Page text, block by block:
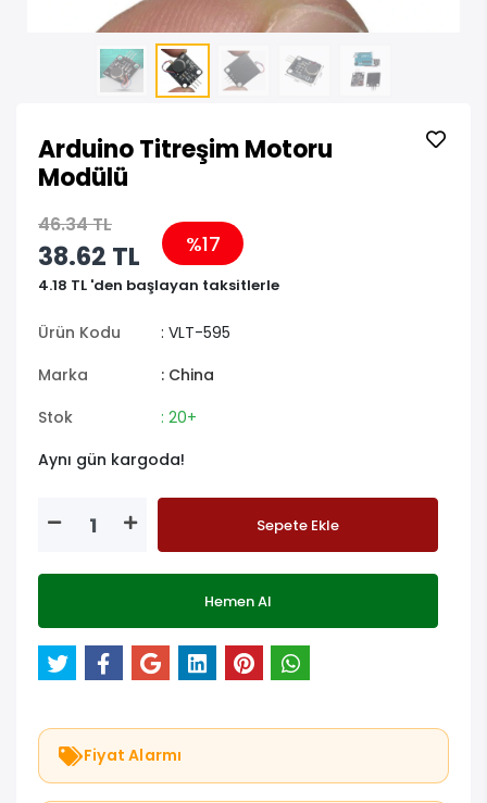
Arduino Titreşim Motoru
Modülü
46.34 TL
38.62 TL %17
4.18 TL 'den başlayan taksitlerle
Ürün Kodu
: VLT-595
Marka
: China
Stok
: 20+
Aynı gün kargoda!
Sepete Ekle
Hemen Al
Fiyat Alarmı